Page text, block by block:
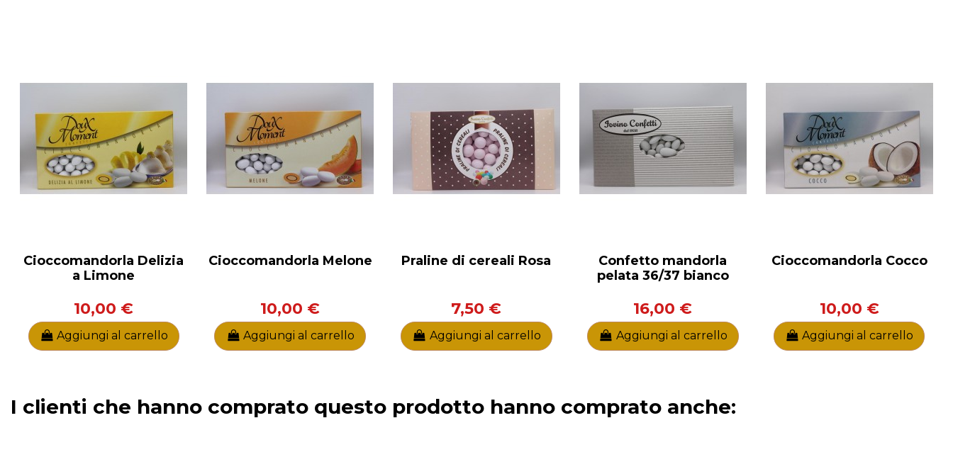
Cioccomandorla Delizia
a Limone
10,00 €
Aggiungi al carrello
Cioccomandorla Melone
10,00 €
Aggiungi al carrello
Praline di cereali Rosa
7,50 €
Aggiungi al carrello
Confetto mandorla
pelata 36/37 bianco
16,00 €
Aggiungi al carrello
Cioccomandorla Cocco
10,00 €
Aggiungi al carrello
I clienti che hanno comprato questo prodotto hanno comprato anche: